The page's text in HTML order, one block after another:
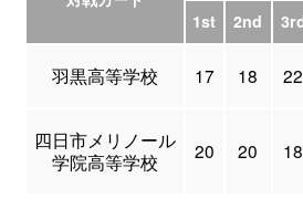
1st
2nd
羽黒高等学校 17 18 22
四日市メリノール
学院高等学校
20 20 18